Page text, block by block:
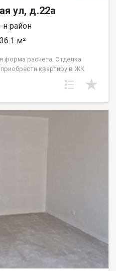
ул, д.22а
н район
м²
форма расчета. Отделка
квартиру в ЖК
сбербанк, со ставкой 4.5 % на
3.9% на весь срок кредита.